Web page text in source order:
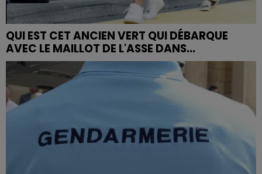
QUI EST CET ANCIEN VERT QUI DÉBARQUE
AVEC LE MAILLOT DE L'ASSE DANS...